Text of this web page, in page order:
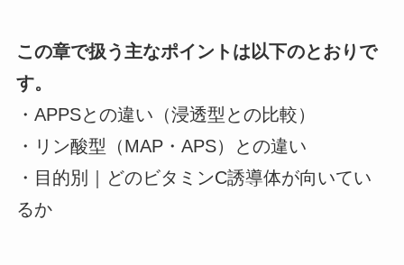
この章で扱う主なポイントは以下のとおりで
す。
・APPSとの違い（浸透型との比較）
・リン酸型（MAP・APS）との違い
・目的別｜どのビタミンC誘導体が向いてい
るか